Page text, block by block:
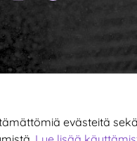
evästeitä